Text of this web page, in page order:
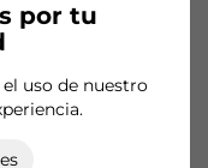
por tu
uso de nuestro